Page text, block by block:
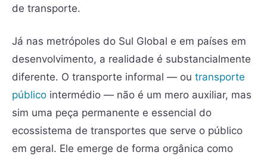
de transporte.
Já nas metrópoles do Sul Global e em países em
desenvolvimento, a realidade é substancialmente
diferente. O transporte informal — ou transporte
público intermédio — não é um mero auxiliar, mas
sim uma peça permanente e essencial do
ecossistema de transportes que serve o público
em geral. Ele emerge de forma orgânica como